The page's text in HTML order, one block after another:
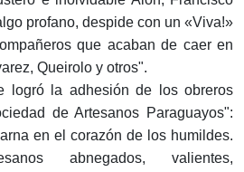
profano, despide con un «Viva!»
que acaban de caer en
Queirolo y otros".
logró la adhesión de los obre­ros
de Artesanos Paragua­yos":
en el corazón de los humildes.
abnegados, valientes,